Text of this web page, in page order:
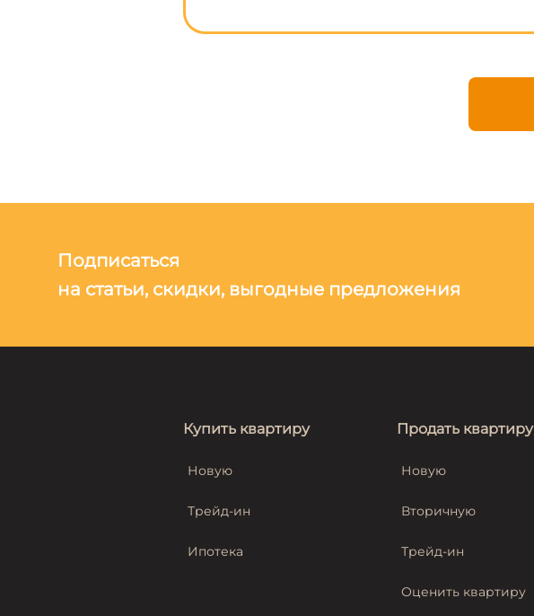
Подписаться
на статьи, скидки, выгодные предложения
Купить квартиру
Новую
Трейд-ин
Ипотека
Продать квартиру
Новую
Вторичную
Трейд-ин
Оценить квартиру